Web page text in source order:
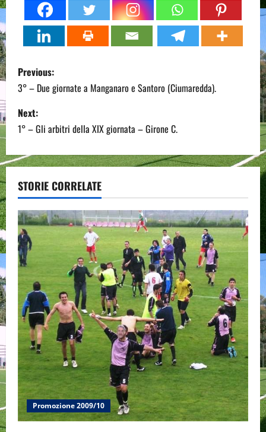
P
o
s
t
n
a
v
i
g
a
t
i
o
n
Previous:
3° – Due giornate a Manganaro e Santoro (Ciumaredda).
Next:
1° – Gli arbitri della XIX giornata – Girone C.
STORIE CORRELATE
Promozione 2009/10